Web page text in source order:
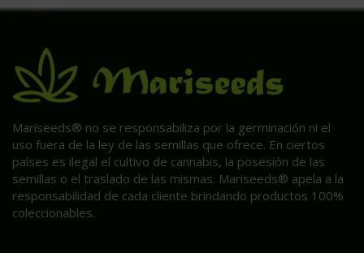
Mariseeds® no se responsabiliza por la germinación ni el
uso fuera de la ley de las semillas que ofrece. En ciertos
países es ilegal el cultivo de cannabis, la posesión de las
semillas o el traslado de las mismas. Mariseeds® apela a la
responsabilidad de cada cliente brindando productos 100%
coleccionables.